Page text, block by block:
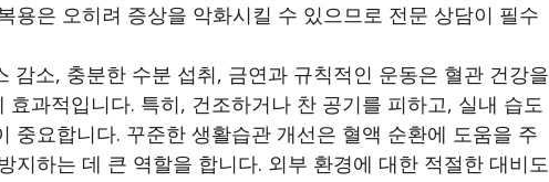
용은 오히려 증상을 악화시킬 수 있으므로 전문 상담이 필수
감소, 충분한 수분 섭취, 금연과 규칙적인 운동은 혈관 건강을
효과적입니다. 특히, 건조하거나 찬 공기를 피하고, 실내 습도
중요합니다. 꾸준한 생활습관 개선은 혈액 순환에 도움을 주
지하는 데 큰 역할을 합니다. 외부 환경에 대한 적절한 대비도